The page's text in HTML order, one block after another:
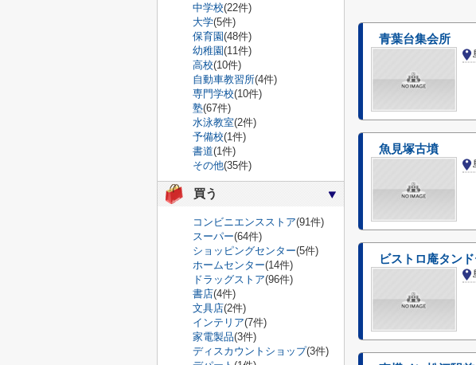
青葉台集会所
魚見塚古墳
ビストロ庵タン
中学校(22件)
大学(5件)
保育園(48件)
幼稚園(11件)
高校(10件)
自動車教習所(4件)
専門学校(10件)
塾(67件)
水泳教室(2件)
予備校(1件)
書道(1件)
その他(35件)
買う
コンビニエンスストア(91件)
スーパー(64件)
ショッピングセンター(5件)
ホームセンター(14件)
ドラッグストア(96件)
書店(4件)
文具店(2件)
インテリア(7件)
家電製品(3件)
ディスカウントショップ(3件)